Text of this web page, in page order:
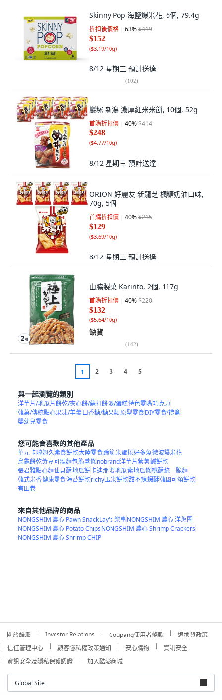
Skinny Pop 海鹽爆米花, 6個, 79.4g
折扣後價格 63%$419
$152
($3.19/10g)
8/12 星期三 預計送達
(102)
巖塚 新潟 濃厚紅米米餅, 10個, 52g
首購折扣價 40%$414
$248
($4.77/10g)
8/12 星期三 預計送達
ORION 好麗友 新龍芝 楓糖奶油口味,
70g, 5個
首購折扣價 40%$215
$129
($3.69/10g)
8/12 星期三 預計送達
山脇製菓 Karinto, 2個, 117g
首購折扣價 40%$220
$132
($5.64/10g)
缺貨
(142)
1 2 3 4 5
與一起瀏覽的類別
洋芋片/地瓜片餅乾/夾心餅/蘇打餅派/蛋糕特色零嘴巧克力
韓菓/傳統點心果凍/羊羹口香糖/糖果類原型零食DIY零食/禮盒
嬰幼兒零食
您可能會喜歡的其他產品
華元卡啦姆久素食餅乾大陸零食蹄筋米蛋捲好多魚微波爆米花
烏龜餅乾黃豆可頌麵包脆薯條nobrand洋芋片紫薯鹹餅乾
張君雅點心麵仙貝酥地瓜餅卡迪那蜜地瓜紫地瓜條桃酥統一脆麵
韓式米香健康零食海苔餅乾richy玉米餅乾甜不辣蝦酥韓國可頌餅乾
有田卷
來自其他品牌的商品
NONGSHIM 農心 Pawn SnackLay's 樂事NONGSHIM 農心 洋蔥圈
NONGSHIM 農心 Potato ChipsNONGSHIM 農心 Shrimp Crackers
NONGSHIM 農心 Shrimp CHIP
關於酷澎 Investor Relations Coupang使用者條款
退換貨政策
信任管理中心
顧客隱私權政策通知 安心購物
資訊安全
資訊安全及隱私保護認證
加入酷澎商城
Global Site